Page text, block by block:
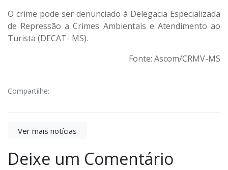
O crime pode ser denunciado à Delegacia Especializada
de Repressão a Crimes Ambientais e Atendimento ao
Turista (DECAT- MS).
Fonte: Ascom/CRMV-MS
Compartilhe:
Ver mais notícias
Deixe um Comentário